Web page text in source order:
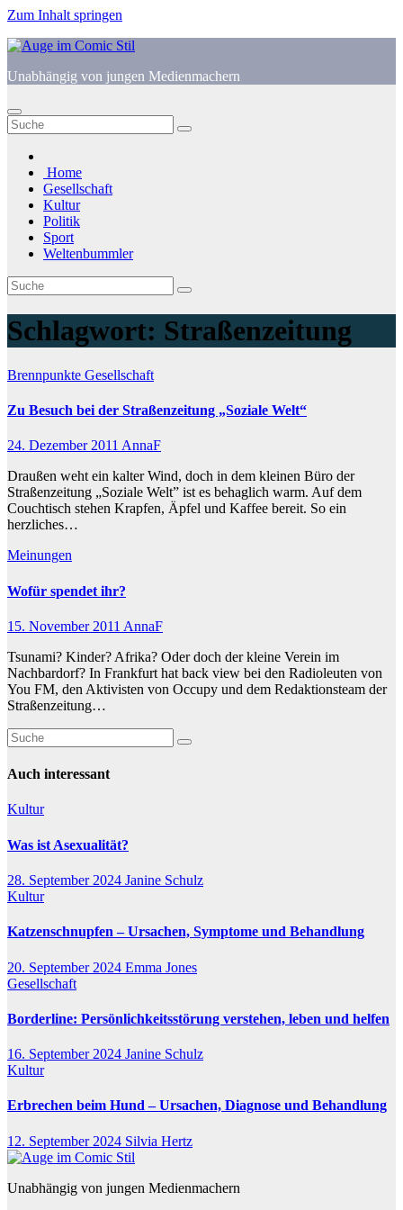
Zum Inhalt springen
Unabhängig von jungen Medienmachern
Home
Gesellschaft
Kultur
Politik
Sport
Weltenbummler
Schlagwort: Straßenzeitung
Brennpunkte Gesellschaft
Zu Besuch bei der Straßenzeitung „Soziale Welt“
24. Dezember 2011 AnnaF
Draußen weht ein kalter Wind, doch in dem kleinen Büro der
Straßenzeitung „Soziale Welt” ist es behaglich warm. Auf dem
Couchtisch stehen Krapfen, Äpfel und Kaffee bereit. So ein
herzliches…
Meinungen
Wofür spendet ihr?
15. November 2011 AnnaF
Tsunami? Kinder? Afrika? Oder doch der kleine Verein im
Nachbardorf? In Frankfurt hat back view bei den Radioleuten von
You FM, den Aktivisten von Occupy und dem Redaktionsteam der
Straßenzeitung…
Auch interessant
Kultur
Was ist Asexualität?
28. September 2024 Janine Schulz
Kultur
Katzenschnupfen – Ursachen, Symptome und Behandlung
20. September 2024 Emma Jones
Gesellschaft
Borderline: Persönlichkeitsstörung verstehen, leben und helfen
16. September 2024 Janine Schulz
Kultur
Erbrechen beim Hund – Ursachen, Diagnose und Behandlung
12. September 2024 Silvia Hertz
Unabhängig von jungen Medienmachern